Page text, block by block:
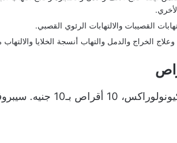
القصيبات والالتهابات الرئوي القصبي.
الخراج والدمل والتهاب أنسجة الخلايا